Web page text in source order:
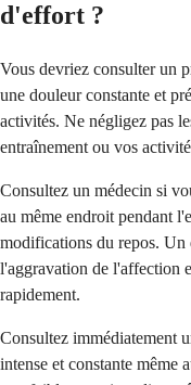
d'effort ?
Vous devriez consulter un
une douleur constante et
activités. Ne négligez pas
entraînement ou vos
Consultez un médecin si
au même endroit pendant
modifications du repos. Un
l'aggravation de l'affection
rapidement.
Consultez immédiatement
intense et constante même